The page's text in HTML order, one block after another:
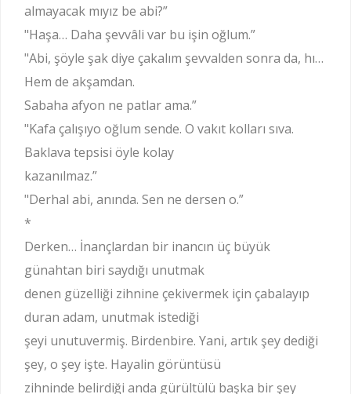
almayacak mıyız be abi?”
"Haşa… Daha şevvâli var bu işin oğlum.”
"Abi, şöyle şak diye çakalım şevvalden sonra da, hı…
Hem de akşamdan.
Sabaha afyon ne patlar ama.”
"Kafa çalışıyo oğlum sende. O vakıt kolları sıva.
Baklava tepsisi öyle kolay
kazanılmaz.”
"Derhal abi, anında. Sen ne dersen o.”
*
Derken… İnançlardan bir inancın üç büyük
günahtan biri saydığı unutmak
denen güzelliği zihnine çekivermek için çabalayıp
duran adam, unutmak istediği
şeyi unutuvermiş. Birdenbire. Yani, artık şey dediği
şey, o şey işte. Hayalin görüntüsü
zihninde belirdiği anda gürültülü başka bir şey